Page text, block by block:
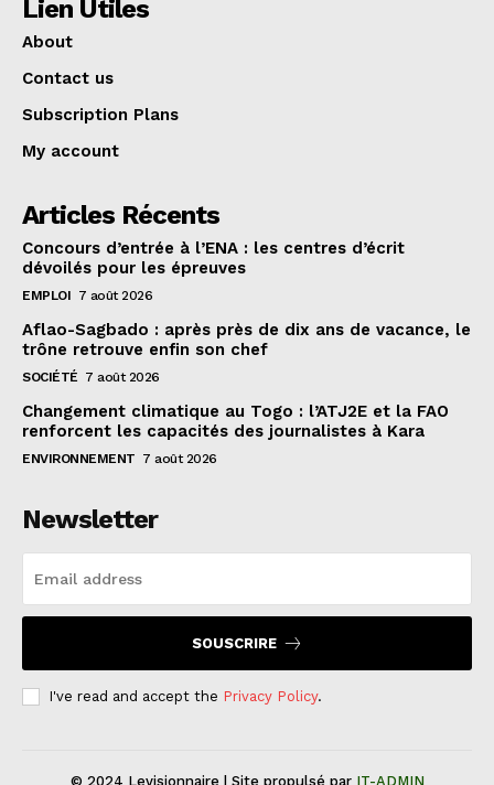
Lien Utiles
About
Contact us
Subscription Plans
My account
Articles Récents
Concours d’entrée à l’ENA : les centres d’écrit
dévoilés pour les épreuves
EMPLOI 7 août 2026
Aflao-Sagbado : après près de dix ans de vacance, le
trône retrouve enfin son chef
SOCIÉTÉ 7 août 2026
Changement climatique au Togo : l’ATJ2E et la FAO
renforcent les capacités des journalistes à Kara
ENVIRONNEMENT 7 août 2026
Newsletter
SOUSCRIRE
I've read and accept the Privacy Policy.
© 2024 Levisionnaire | Site propulsé par IT-ADMIN